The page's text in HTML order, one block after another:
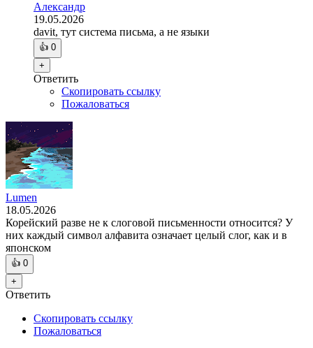
Александр
19.05.2026
davit, тут система письма, а не языки
👍 0
+
Ответить
Скопировать ссылку
Пожаловаться
Lumen
18.05.2026
Корейский разве не к слоговой письменности относится? У
них каждый символ алфавита означает целый слог, как и в
японском
👍 0
+
Ответить
Скопировать ссылку
Пожаловаться